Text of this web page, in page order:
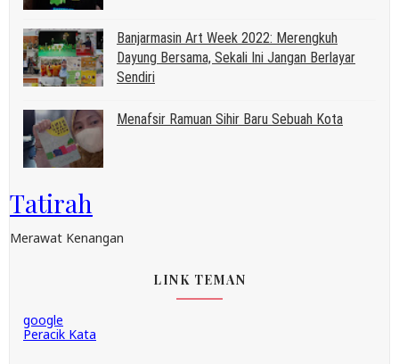
Banjarmasin Art Week 2022: Merengkuh
Dayung Bersama, Sekali Ini Jangan Berlayar
Sendiri
Menafsir Ramuan Sihir Baru Sebuah Kota
Tatirah
Merawat Kenangan
LINK TEMAN
google
Peracik Kata